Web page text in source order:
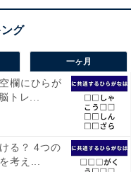
一ヶ月
欄にひらが
トレ...
る？ 4つの
考え...